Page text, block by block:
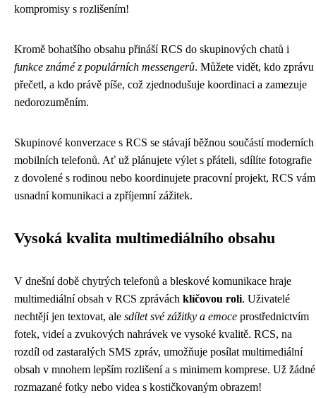
kompromisy s rozlišením!
Kromě bohatšího obsahu přináší RCS do skupinových chatů i
funkce známé z populárních messengerů. Můžete vidět, kdo zprávu
přečetl, a kdo právě píše, což zjednodušuje koordinaci a zamezuje
nedorozuměním.
Skupinové konverzace s RCS se stávají běžnou součástí moderních
mobilních telefonů. Ať už plánujete výlet s přáteli, sdílíte fotografie
z dovolené s rodinou nebo koordinujete pracovní projekt, RCS vám
usnadní komunikaci a zpříjemní zážitek.
Vysoká kvalita multimediálního obsahu
V dnešní době chytrých telefonů a bleskové komunikace hraje
multimediální obsah v RCS zprávách klíčovou roli. Uživatelé
nechtějí jen textovat, ale sdílet své zážitky a emoce prostřednictvím
fotek, videí a zvukových nahrávek ve vysoké kvalitě. RCS, na
rozdíl od zastaralých SMS zpráv, umožňuje posílat multimediální
obsah v mnohem lepším rozlišení a s minimem komprese. Už žádné
rozmazané fotky nebo videa s kostičkovaným obrazem!